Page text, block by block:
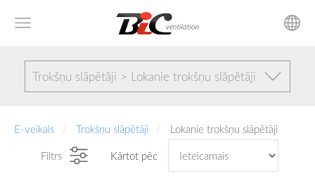
Trokšņu slāpētāji > Lokanie trokšņu slāpētāji
E-veikals Trokšņu slāpētāji
Lokanie trokšņu slāpētāji
Filtrs
Kārtot pēc